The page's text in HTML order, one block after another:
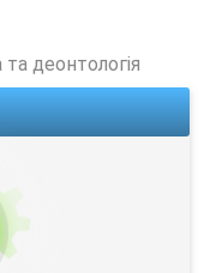
та деонтологія